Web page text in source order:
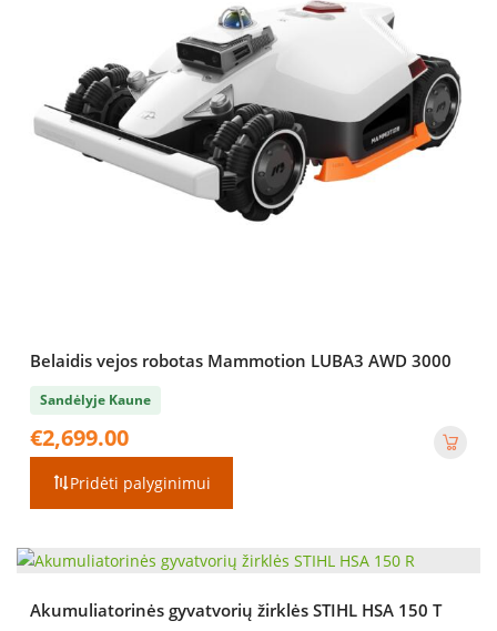
Belaidis vejos robotas Mammotion LUBA3 AWD 3000
Sandėlyje Kaune
€2,699.00
Pridėti palyginimui
Akumuliatorinės gyvatvorių žirklės STIHL HSA 150 T